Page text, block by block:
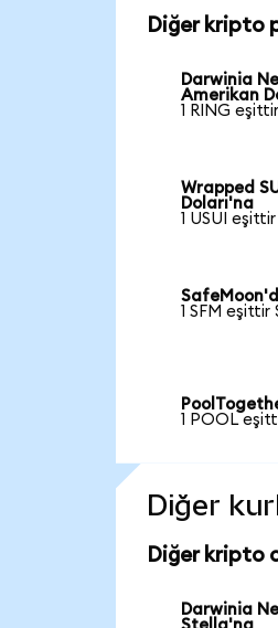
Diğer kripto
Darwinia
Amerikan
1 RING
Wrapped
Doları'na
1 USUI
1 SFM eşittir
1 POOL
Diğer
Diğer kripto
Darwinia